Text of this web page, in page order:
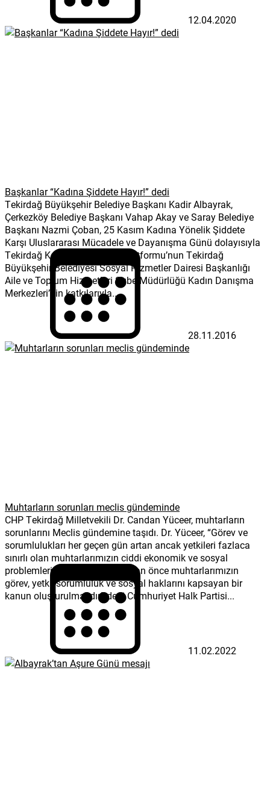
12.04.2020
Başkanlar “Kadına Şiddete Hayır!” dedi
Tekirdağ Büyükşehir Belediye Başkanı Kadir Albayrak,
Çerkezköy Belediye Başkanı Vahap Akay ve Saray Belediye
Başkanı Nazmi Çoban, 25 Kasım Kadına Yönelik Şiddete
Karşı Uluslararası Mücadele ve Dayanışma Günü dolayısıyla
Tekirdağ Kadın Dayanışma Platformu’nun Tekirdağ
Büyükşehir Belediyesi Sosyal Hizmetler Dairesi Başkanlığı
Aile ve Toplum Hizmetleri Şube Müdürlüğü Kadın Danışma
Merkezleri’nin katkılarıyla...
28.11.2016
Muhtarların sorunları meclis gündeminde
CHP Tekirdağ Milletvekili Dr. Candan Yüceer, muhtarların
sorunlarını Meclis gündemine taşıdı. Dr. Yüceer, “Görev ve
sorumlulukları her geçen gün artan ancak yetkileri fazlaca
sınırlı olan muhtarlarımızın ciddi ekonomik ve sosyal
problemleri bulunmaktadır. Bir an önce muhtarlarımızın
görev, yetki, sorumluluk ve sosyal haklarını kapsayan bir
kanun oluşturulmalıdır” dedi Cumhuriyet Halk Partisi...
11.02.2022